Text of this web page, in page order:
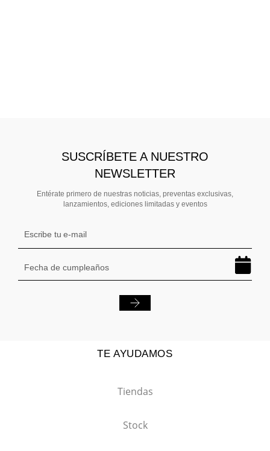
SUSCRÍBETE A NUESTRO
NEWSLETTER
Entérate primero de nuestras noticias, preventas exclusivas,
lanzamientos, ediciones limitadas y eventos
TE AYUDAMOS
Tiendas
Stock